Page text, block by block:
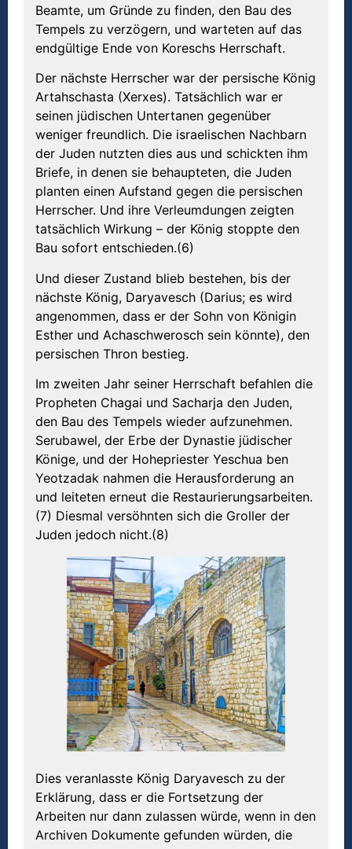
Beamte, um Gründe zu finden, den Bau des
Tempels zu verzögern, und warteten auf das
endgültige Ende von Koreschs Herrschaft.
Der nächste Herrscher war der persische König
Artahschasta (Xerxes). Tatsächlich war er
seinen jüdischen Untertanen gegenüber
weniger freundlich. Die israelischen Nachbarn
der Juden nutzten dies aus und schickten ihm
Briefe, in denen sie behaupteten, die Juden
planten einen Aufstand gegen die persischen
Herrscher. Und ihre Verleumdungen zeigten
tatsächlich Wirkung – der König stoppte den
Bau sofort entschieden.(6)
Und dieser Zustand blieb bestehen, bis der
nächste König, Daryavesch (Darius; es wird
angenommen, dass er der Sohn von Königin
Esther und Achaschwerosch sein könnte), den
persischen Thron bestieg.
Im zweiten Jahr seiner Herrschaft befahlen die
Propheten Chagai und Sacharja den Juden,
den Bau des Tempels wieder aufzunehmen.
Serubawel, der Erbe der Dynastie jüdischer
Könige, und der Hohepriester Yeschua ben
Yeotzadak nahmen die Herausforderung an
und leiteten erneut die Restaurierungsarbeiten.
(7) Diesmal versöhnten sich die Groller der
Juden jedoch nicht.(8)
Dies veranlasste König Daryavesch zu der
Erklärung, dass er die Fortsetzung der
Arbeiten nur dann zulassen würde, wenn in den
Archiven Dokumente gefunden würden, die